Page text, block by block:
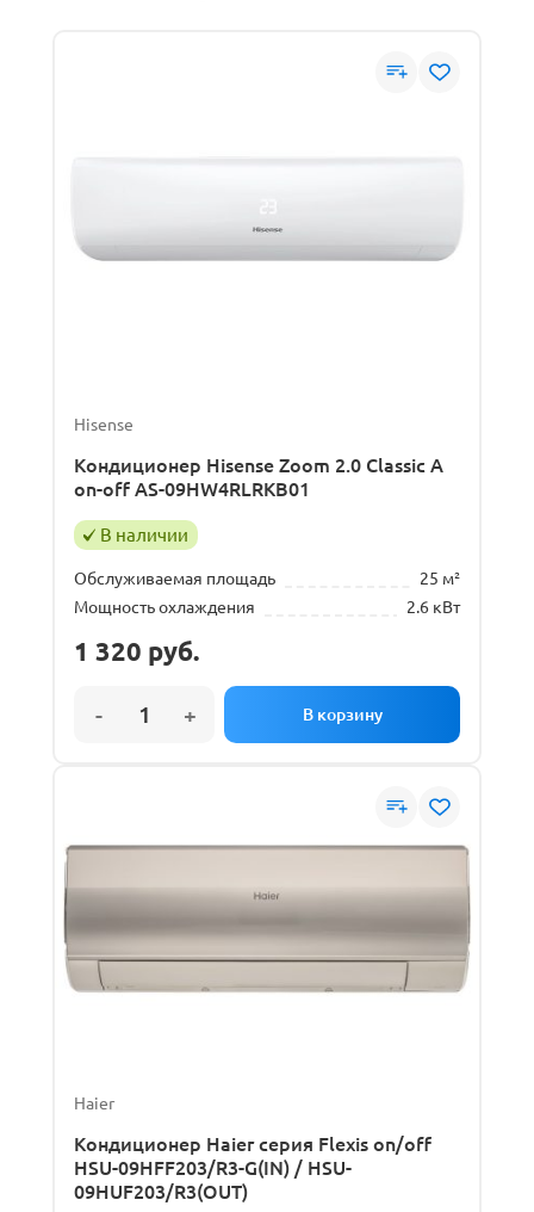
Hisense
Кондиционер Hisense Zoom 2.0 Classic A
on-off AS-09HW4RLRKB01
В наличии
Обслуживаемая площадь
25 м²
Мощность охлаждения
2.6 кВт
1 320 руб.
Haier
Кондиционер Haier серия Flexis on/off
HSU-09HFF203/R3-G(IN) / HSU-
09HUF203/R3(OUT)